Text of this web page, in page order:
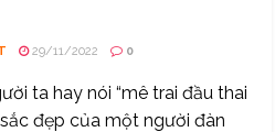
29/11/2022 0
ta hay nói “mê trai đầu thai
sắc đẹp của một người đàn